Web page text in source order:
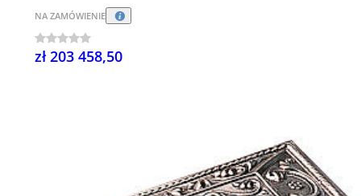
NA ZAMÓWIENIE
zł 203 458,50